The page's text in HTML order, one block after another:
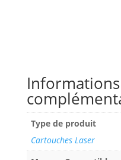
Informations
Type de produit
Cartouches Laser